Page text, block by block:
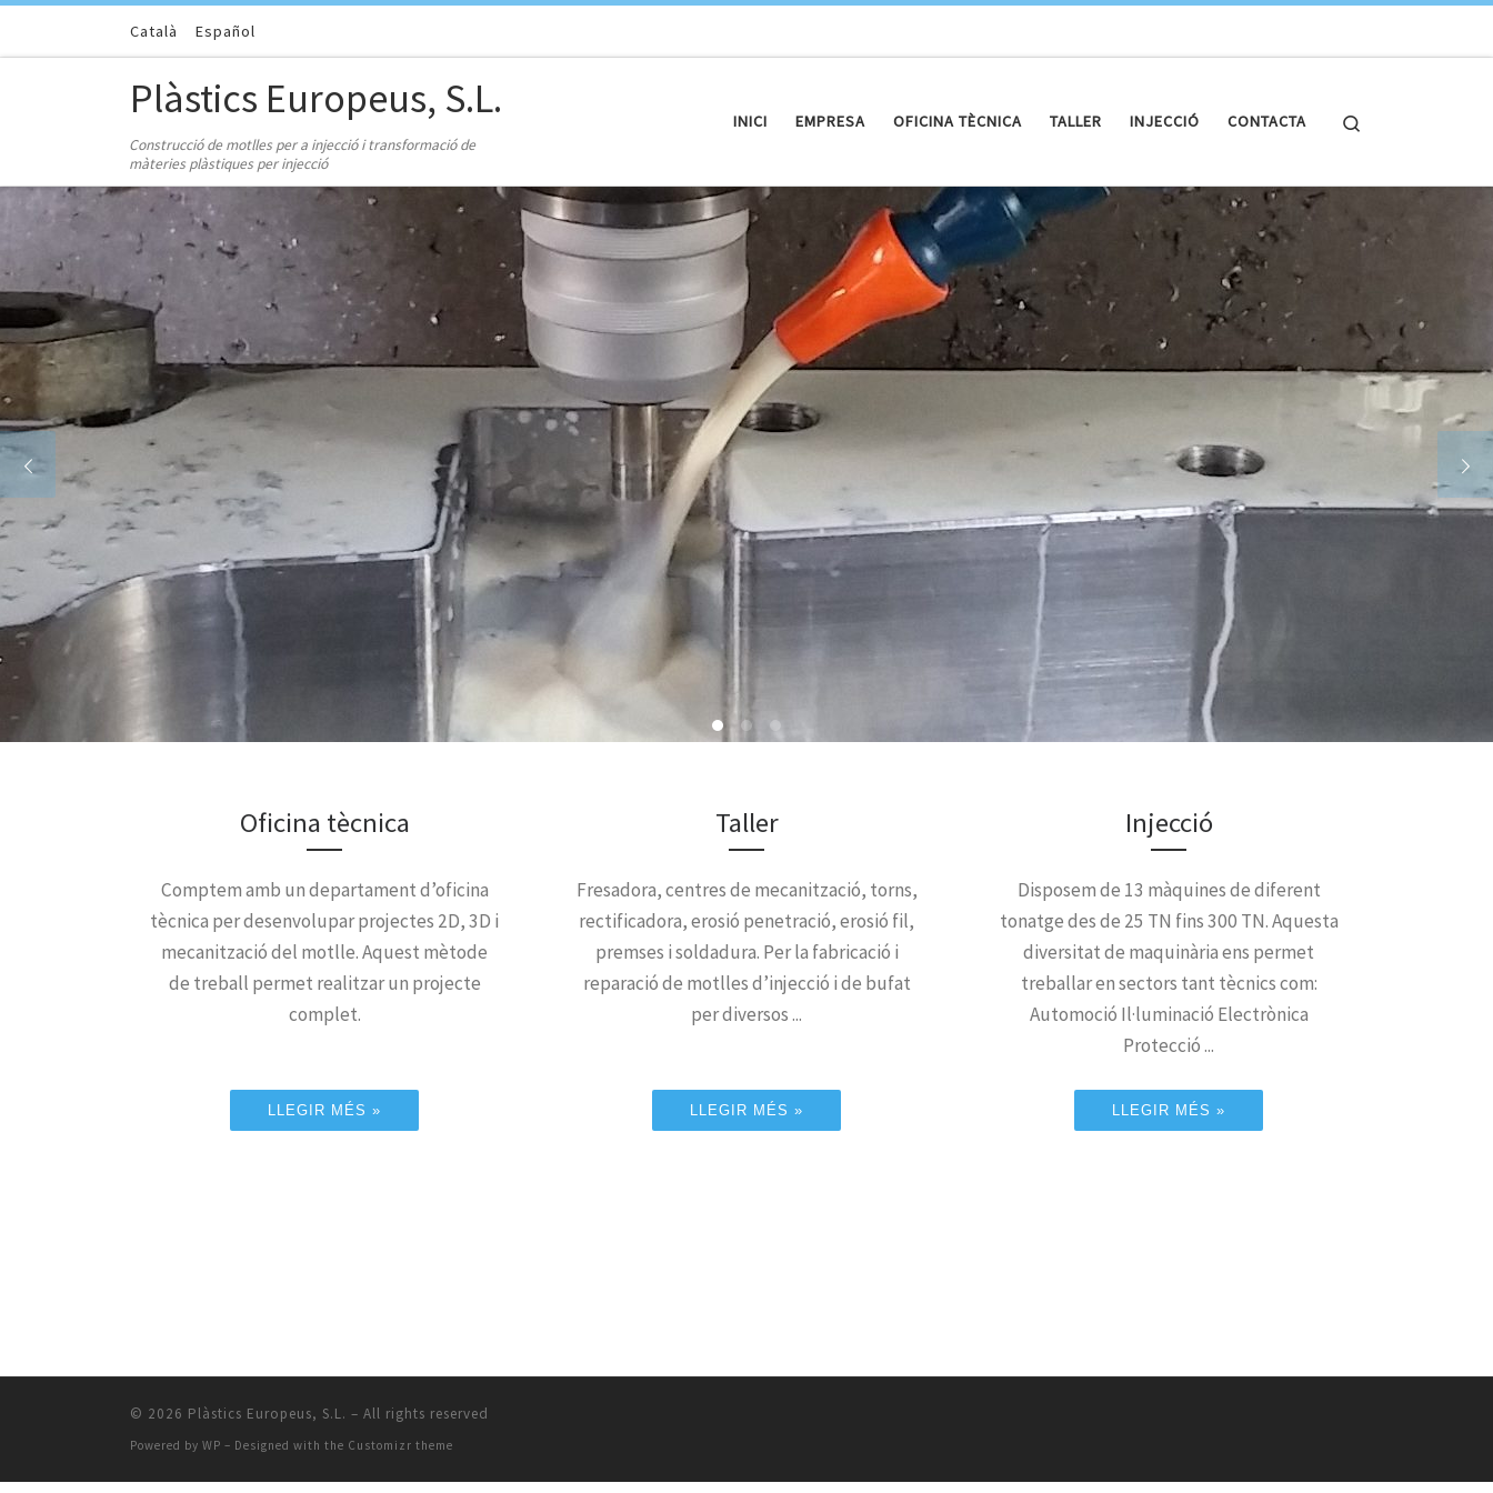
Skip to contentCatalà Español
Plàstics Europeus, S.L.
Construcció de motlles per a injecció i transformació de
màteries plàstiques per injecció
INICI EMPRESA OFICINA TÈCNICA TALLER INJECCIÓ CONTACTA
Oficina tècnica
Comptem amb un departament d’oficina
tècnica per desenvolupar projectes 2D, 3D i
mecanització del motlle. Aquest mètode
de treball permet realitzar un projecte
complet.
LLEGIR MÉS »
Taller
Fresadora, centres de mecanització, torns,
rectificadora, erosió penetració, erosió fil,
premses i soldadura. Per la fabricació i
reparació de motlles d’injecció i de bufat
per diversos ...
LLEGIR MÉS »
Injecció
Disposem de 13 màquines de diferent
tonatge des de 25 TN fins 300 TN. Aquesta
diversitat de maquinària ens permet
treballar en sectors tant tècnics com:
Automoció Il·luminació Electrònica
Protecció ...
LLEGIR MÉS »
© 2026 Plàstics Europeus, S.L. – All rights reserved
Powered by WP – Designed with the Customizr theme